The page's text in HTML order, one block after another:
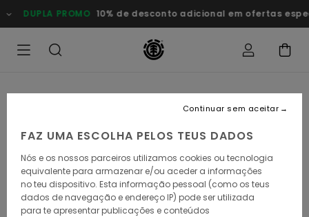
para
a
DUPLA PROMO 10% de desconto adicional em ofertas
FAZ UMA ESCOLHA PELOS TEUS DADOS
Nós e os nossos parceiros utilizamos cookies ou tecnologia
equivalente para armazenar e/ou aceder a informações
no teu dispositivo. Esta informação pessoal (como os teus
dados de navegação e endereço IP) pode ser utilizada
para te apresentar publicações e conteúdos
Continuar sem aceitar